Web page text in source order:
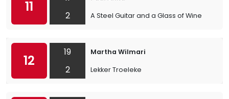
11
2
A Steel Guitar and a Glass of Wine
12
19
2
Martha Wilmari
Lekker Troeleke